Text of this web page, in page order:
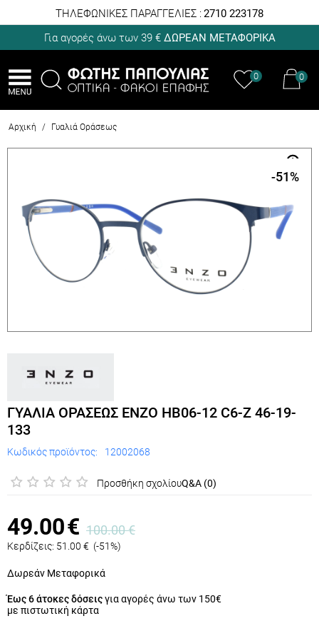
ΤΗΛΕΦΩΝΙΚΕΣ ΠΑΡΑΓΓΕΛΙΕΣ : 2710 223178
Για αγορές άνω των 39 € ΔΩΡΕΑΝ ΜΕΤΑΦΟΡΙΚΑ
0 0
Αρχική / Γυαλιά Οράσεως
-51%
ΓΥΑΛΙΑ ΟΡΑΣΕΩΣ ENZO HB06-12 C6-Z 46-19-
133
Κωδικός προϊόντος: 12002068
Προσθήκη σχολίουQ&A (0)
49.00€ 100.00€
Κερδίζεις: 51.00 € (-51%)
Δωρεάν Μεταφορικά
Έως 6 άτοκες δόσειςγια αγορές άνω των 150€
με πιστωτική κάρτα